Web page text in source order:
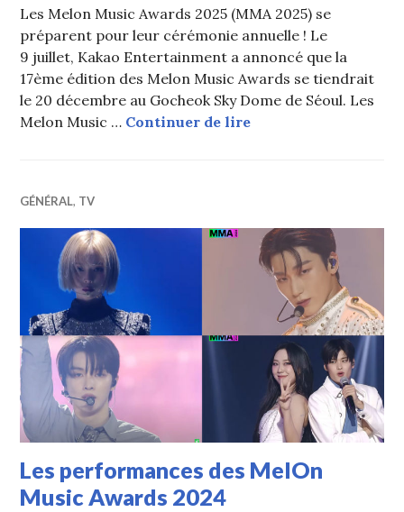
Les Melon Music Awards 2025 (MMA 2025) se
préparent pour leur cérémonie annuelle ! Le
9 juillet, Kakao Entertainment a annoncé que la
17ème édition des Melon Music Awards se tiendrait
le 20 décembre au Gocheok Sky Dome de Séoul. Les
Melon Music … Continuer de lireDate et lieu des
GÉNÉRAL, TV
Les performances des MelOn
Music Awards 2024